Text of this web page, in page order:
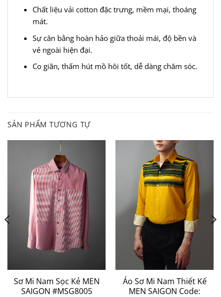
Chất liệu vải cotton đặc trưng, mềm mại, thoáng
mát.
Sự cân bằng hoàn hảo giữa thoải mái, độ bền và
vẻ ngoài hiện đại.
Co giãn, thấm hút mồ hôi tốt, dễ dàng chăm sóc.
SẢN PHẨM TƯƠNG TỰ
Sơ Mi Nam Sọc Kẻ MEN
SAIGON #MSG8005
Áo Sơ Mi Nam Thiết Kế
MEN SAIGON Code: